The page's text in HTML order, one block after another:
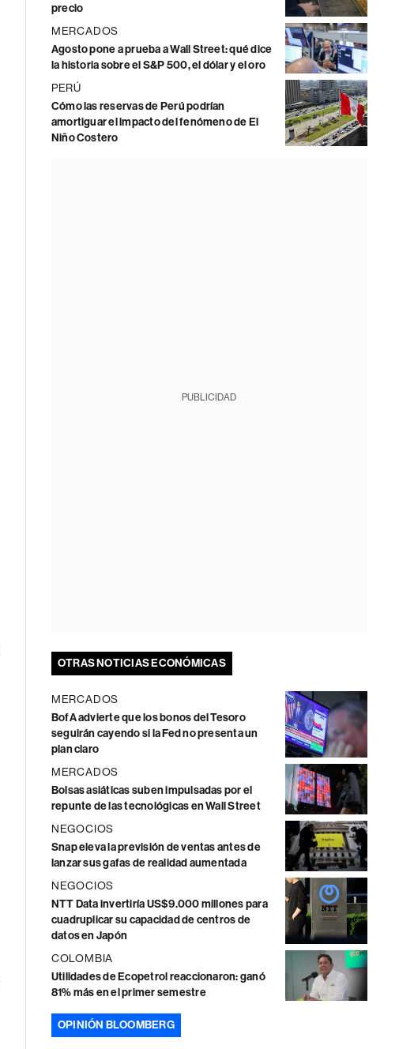
precio
MERCADOS
Agosto pone a prueba a Wall Street: qué dice
la historia sobre el S&P 500, el dólar y el oro
PERÚ
Cómo las reservas de Perú podrían
amortiguar el impacto del fenómeno de El
Niño Costero
PUBLICIDAD
OTRAS NOTICIAS ECONÓMICAS
MERCADOS
BofA advierte que los bonos del Tesoro
seguirán cayendo si la Fed no presenta un
plan claro
MERCADOS
Bolsas asiáticas suben impulsadas por el
repunte de las tecnológicas en Wall Street
NEGOCIOS
Snap eleva la previsión de ventas antes de
lanzar sus gafas de realidad aumentada
NEGOCIOS
NTT Data invertiría US$9.000 millones para
cuadruplicar su capacidad de centros de
datos en Japón
COLOMBIA
Utilidades de Ecopetrol reaccionaron: ganó
81% más en el primer semestre
OPINIÓN BLOOMBERG